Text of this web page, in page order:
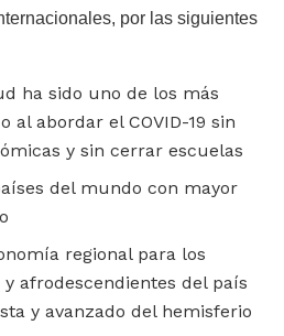
por las siguientes
ha sido uno de los más
al abordar el COVID-19 sin
y sin cerrar escuelas
del mundo con mayor
regional para los
afrodescendientes del país
y avanzado del hemisferio